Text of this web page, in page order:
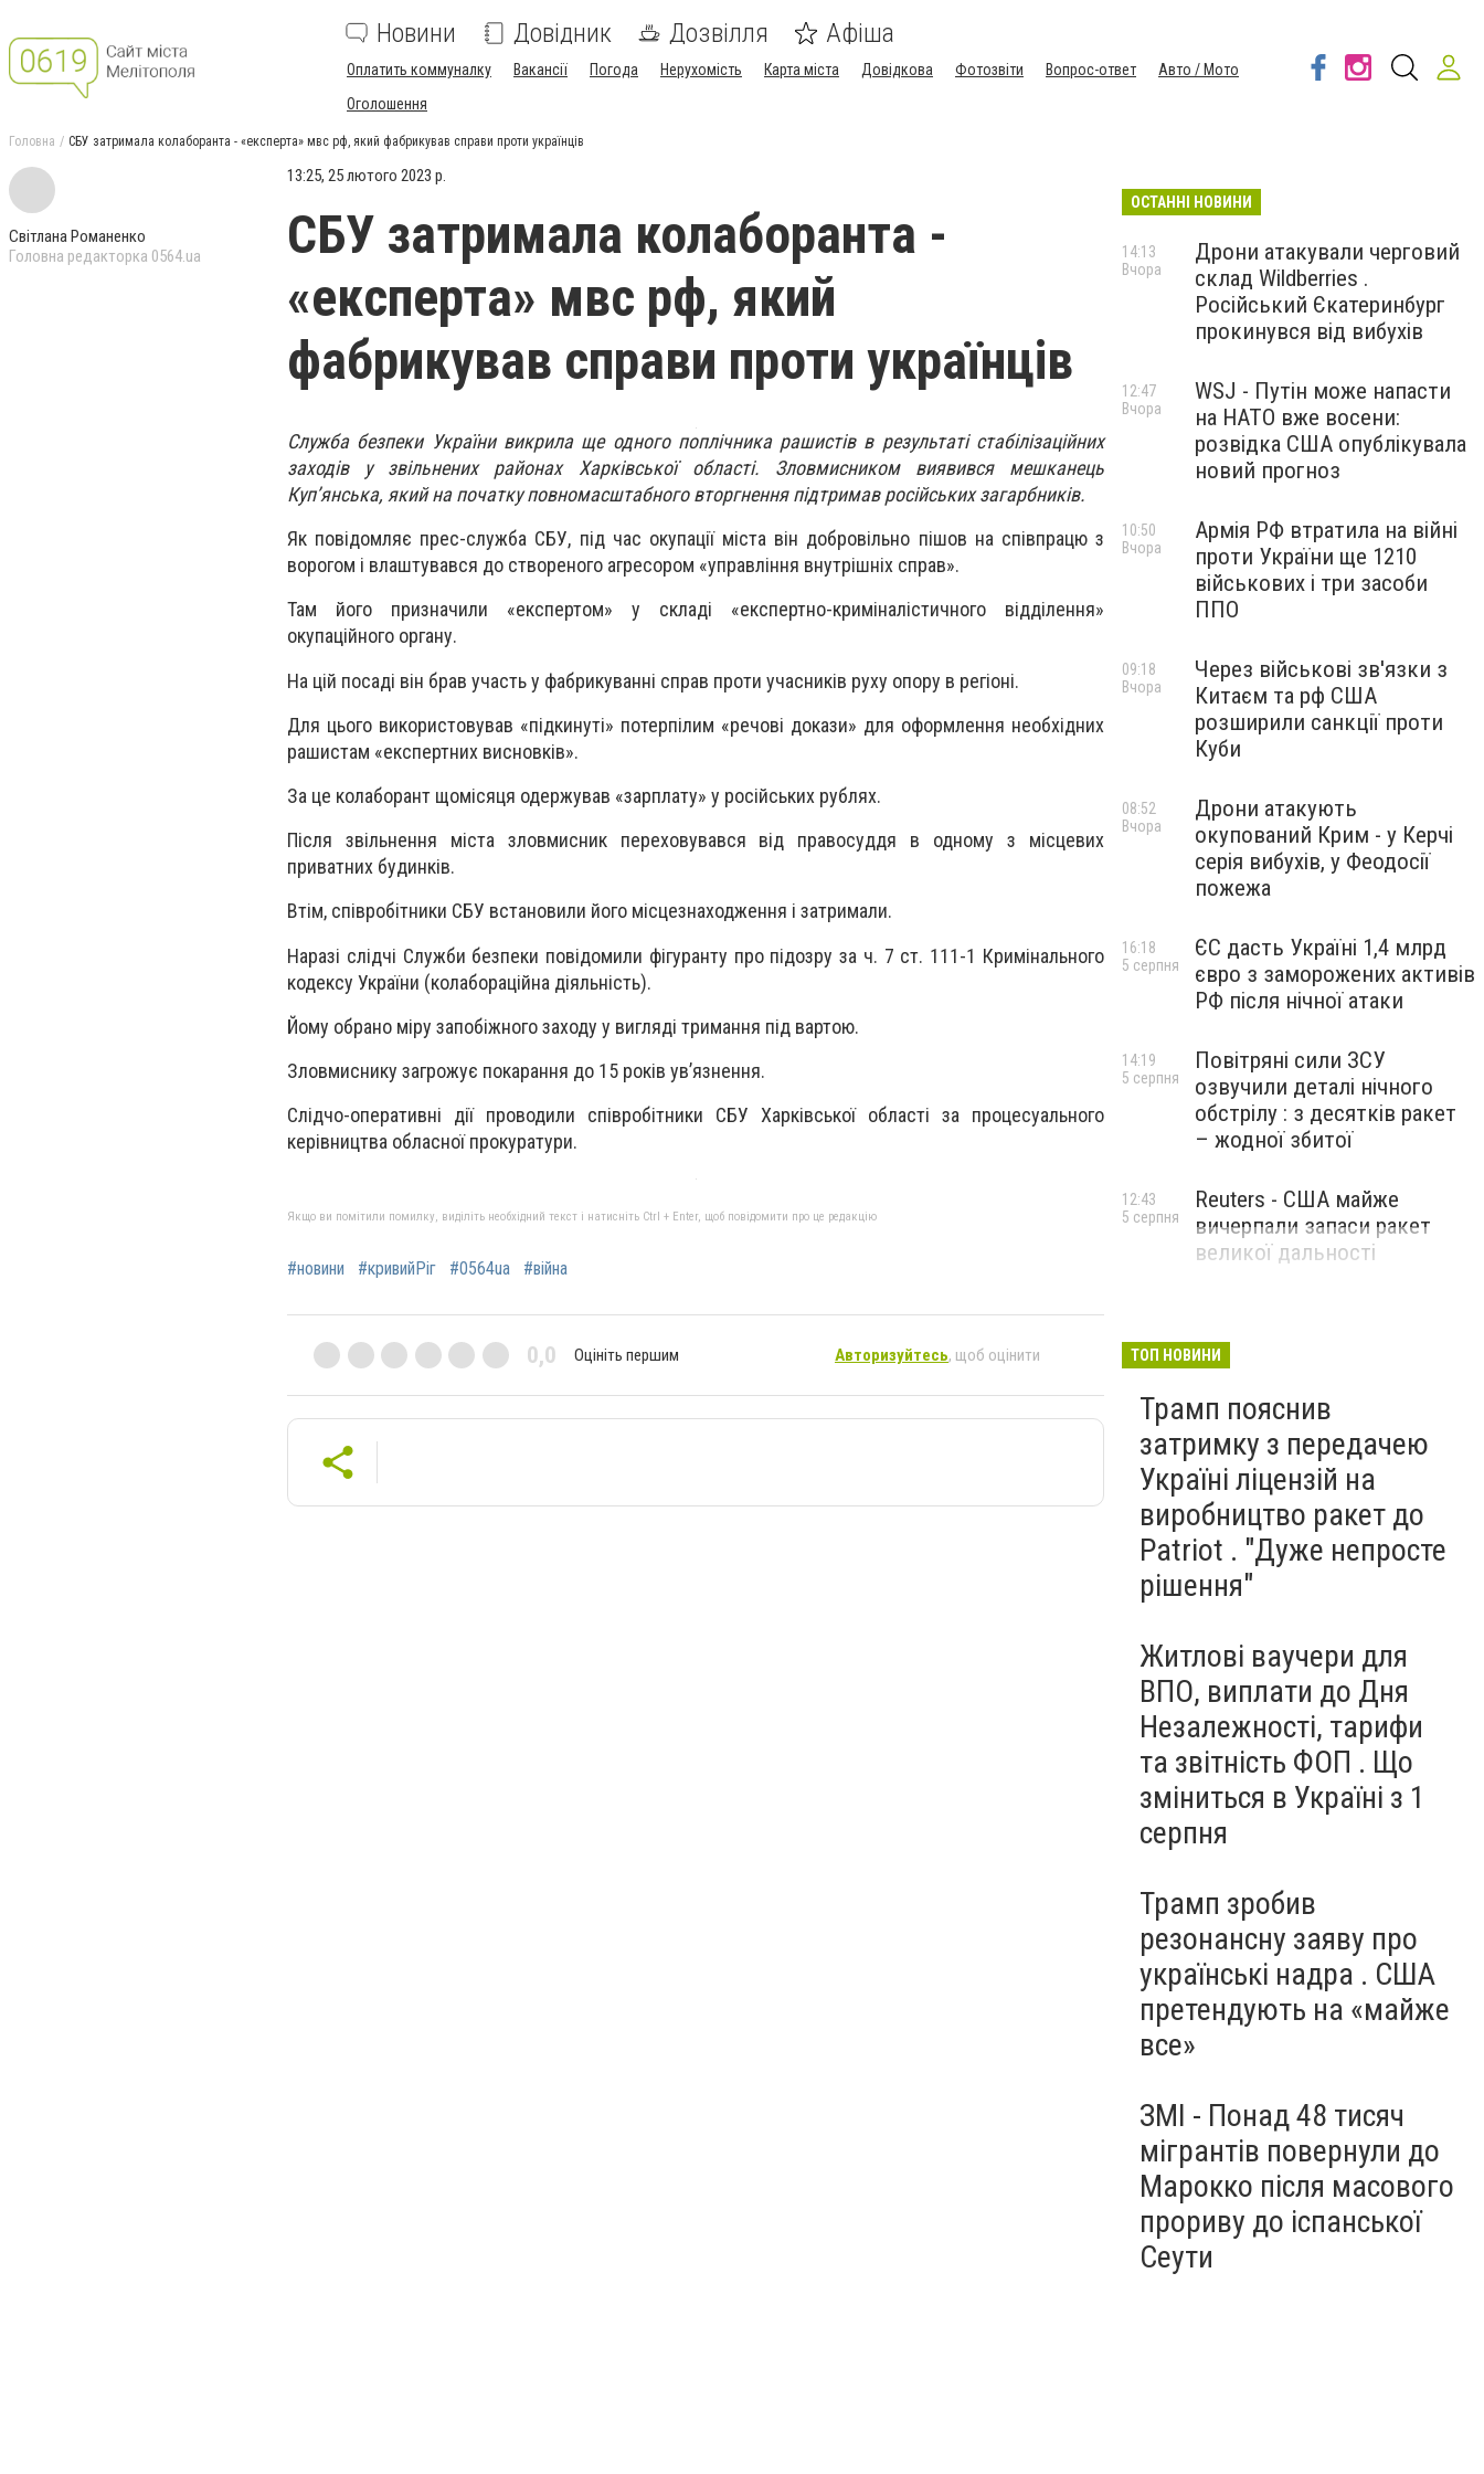
Новини Довідник Дозвілля Афіша
Оплатить коммуналку Вакансії Погода Нерухомість Карта міста Довідкова Фотозвіти Вопрос-ответ
Авто / Мото
Оголошення
Головна СБУ затримала колаборанта - «експерта» мвс рф, який фабрикував справи проти українців
Світлана Романенко
Головна редакторка 0564.ua
13:25, 25 лютого 2023 р.
СБУ затримала колаборанта -
«експерта» мвс рф, який
фабрикував справи проти українців
Служба безпеки України викрила ще одного поплічника рашистів в результаті стабілізаційних
заходів у звільнених районах Харківської області. Зловмисником виявився мешканець
Куп’янська, який на початку повномасштабного вторгнення підтримав російських загарбників.
Як повідомляє прес-служба СБУ, під час окупації міста він добровільно пішов на співпрацю з
ворогом і влаштувався до створеного агресором «управління внутрішніх справ».
Там його призначили «експертом» у складі «експертно-криміналістичного відділення»
окупаційного органу.
На цій посаді він брав участь у фабрикуванні справ проти учасників руху опору в регіоні.
Для цього використовував «підкинуті» потерпілим «речові докази» для оформлення необхідних
рашистам «експертних висновків».
За це колаборант щомісяця одержував «зарплату» у російських рублях.
Після звільнення міста зловмисник переховувався від правосуддя в одному з місцевих
приватних будинків.
Втім, співробітники СБУ встановили його місцезнаходження і затримали.
Наразі слідчі Служби безпеки повідомили фігуранту про підозру за ч. 7 ст. 111-1 Кримінального
кодексу України (колабораційна діяльність).
Йому обрано міру запобіжного заходу у вигляді тримання під вартою.
Зловмиснику загрожує покарання до 15 років ув’язнення.
Слідчо-оперативні дії проводили співробітники СБУ Харківської області за процесуального
керівництва обласної прокуратури.
Якщо ви помітили помилку, виділіть необхідний текст і натисніть Ctrl + Enter, щоб повідомити про це редакцію
#новини #кривийРіг #0564ua #війна
0,0 Оцініть першим Авторизуйтесь, щоб оцінити
ОСТАННІ НОВИНИ
Дрони атакували черговий
склад Wildberries .
Російський Єкатеринбург
прокинувся від вибухів
14:13
Вчора
WSJ - Путін може напасти
на НАТО вже восени:
розвідка США опублікувала
новий прогноз
12:47
Вчора
Армія РФ втратила на війні
проти України ще 1210
військових і три засоби
ППО
10:50
Вчора
Через військові зв'язки з
Китаєм та рф США
розширили санкції проти
Куби
09:18
Вчора
Дрони атакують
окупований Крим - у Керчі
серія вибухів, у Феодосії
пожежа
08:52
Вчора
ЄС дасть Україні 1,4 млрд
євро з заморожених активів
РФ після нічної атаки
16:18
5 серпня
Повітряні сили ЗСУ
озвучили деталі нічного
обстрілу : з десятків ракет
– жодної збитої
14:19
5 серпня
Reuters - США майже
вичерпали запаси ракет
великої дальності
12:43
5 серпня
ТОП НОВИНИ
Трамп пояснив
затримку з передачею
Україні ліцензій на
виробництво ракет до
Patriot . "Дуже непросте
рішення"
Житлові ваучери для
ВПО, виплати до Дня
Незалежності, тарифи
та звітність ФОП . Що
зміниться в Україні з 1
серпня
Трамп зробив
резонансну заяву про
українські надра . США
претендують на «майже
все»
ЗМІ - Понад 48 тисяч
мігрантів повернули до
Марокко після масового
прориву до іспанської
Сеути